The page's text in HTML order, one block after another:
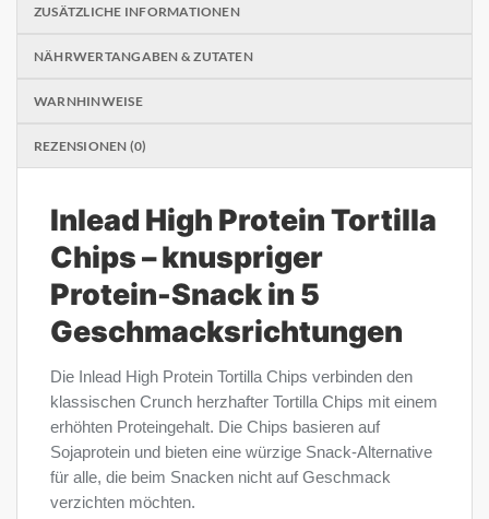
ZUSÄTZLICHE INFORMATIONEN
NÄHRWERTANGABEN & ZUTATEN
WARNHINWEISE
REZENSIONEN (0)
Inlead High Protein Tortilla
Chips – knuspriger
Protein-Snack in 5
Geschmacksrichtungen
Die Inlead High Protein Tortilla Chips verbinden den
klassischen Crunch herzhafter Tortilla Chips mit einem
erhöhten Proteingehalt. Die Chips basieren auf
Sojaprotein und bieten eine würzige Snack-Alternative
für alle, die beim Snacken nicht auf Geschmack
verzichten möchten.